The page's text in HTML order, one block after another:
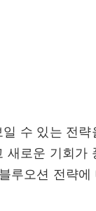
수 있는 전
로운 기회가
루오션 전략